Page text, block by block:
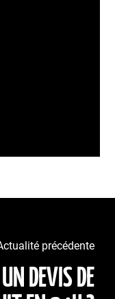
précédente
DEVIS DE